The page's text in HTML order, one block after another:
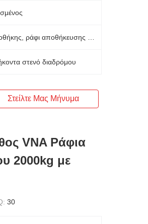
στενό διαδρόμου
Στείλτε Μας Μήνυμα
VNA Ράφια
2000kg με
30